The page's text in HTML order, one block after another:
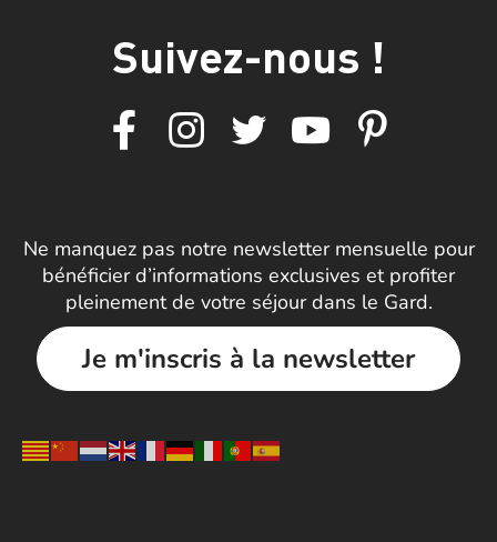
Suivez-nous !
Ne manquez pas notre newsletter mensuelle pour
bénéficier d’informations exclusives et profiter
pleinement de votre séjour dans le Gard.
Je m'inscris à la newsletter